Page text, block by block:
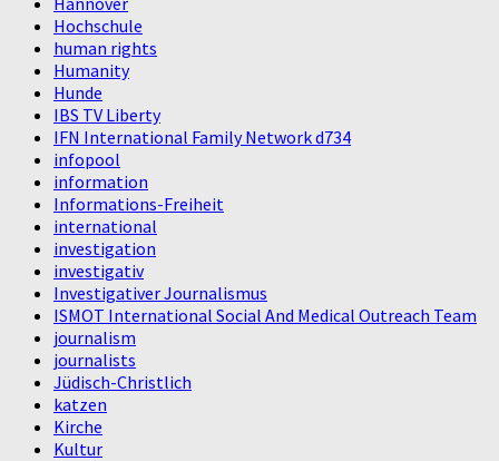
Hochschule
human rights
Humanity
Hunde
IBS TV Liberty
IFN International Family Network d734
infopool
information
Informations-Freiheit
international
investigation
investigativ
Investigativer Journalismus
ISMOT International Social And Medical Outreach Team
journalism
journalists
Jüdisch-Christlich
katzen
Kirche
Kultur